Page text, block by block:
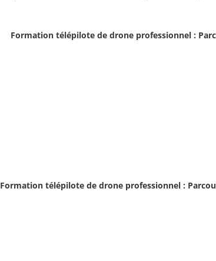
Formation télépilote de drone professionnel :
Formation télépilote de drone professionnel :